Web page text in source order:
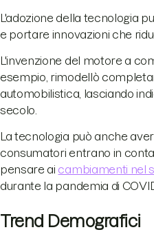
L'adozione della tecnologia
e portare innovazioni che
L'invenzione del motore a
esempio, rimodellò
automobilistica, lasciando
secolo.
La tecnologia può anche
consumatori entrano in
pensare ai cambiamenti nel
durante la pandemia di
Trend Demografici